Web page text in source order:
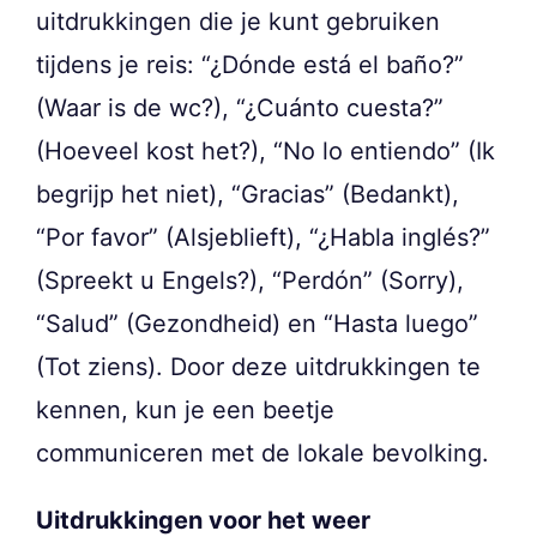
uitdrukkingen die je kunt gebruiken
tijdens je reis: “¿Dónde está el baño?”
(Waar is de wc?), “¿Cuánto cuesta?”
(Hoeveel kost het?), “No lo entiendo” (Ik
begrijp het niet), “Gracias” (Bedankt),
“Por favor” (Alsjeblieft), “¿Habla inglés?”
(Spreekt u Engels?), “Perdón” (Sorry),
“Salud” (Gezondheid) en “Hasta luego”
(Tot ziens). Door deze uitdrukkingen te
kennen, kun je een beetje
communiceren met de lokale bevolking.
Uitdrukkingen voor het weer